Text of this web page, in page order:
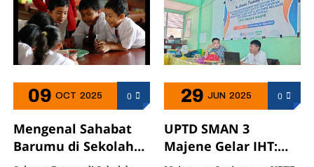
09 OCT 2025 0
Mengenal Sahabat
Barumu di Sekolah
Guru Wali
29 JUN 2025 0
UPTD SMAN 3
Majene Gelar IHT:
Fokus pada